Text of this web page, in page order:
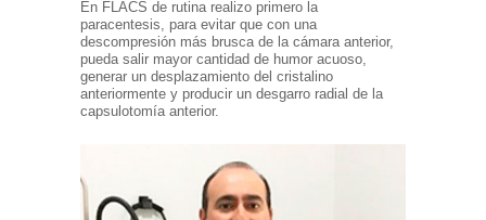
En FLACS de rutina realizo primero la
paracentesis, para evitar que con una
descompresión más brusca de la cámara anterior,
pueda salir mayor cantidad de humor acuoso,
generar un desplazamiento del cristalino
anteriormente y producir un desgarro radial de la
capsulotomía anterior.